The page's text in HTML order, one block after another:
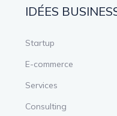
IDÉES
Startup
E-commerce
Services
Consulting